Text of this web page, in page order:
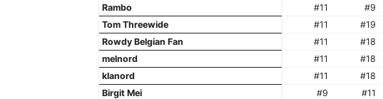
Rambo
#11 #9
Tom Threewide
#11 #19
Rowdy Belgian Fan
#11 #18
melnord
#11 #18
klanord
#11 #18
Birgit Mei
#9 #11